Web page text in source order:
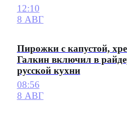
12:10
8 АВГ
Пирожки с капустой,
Галкин включил в
русской кухни
08:56
8 АВГ